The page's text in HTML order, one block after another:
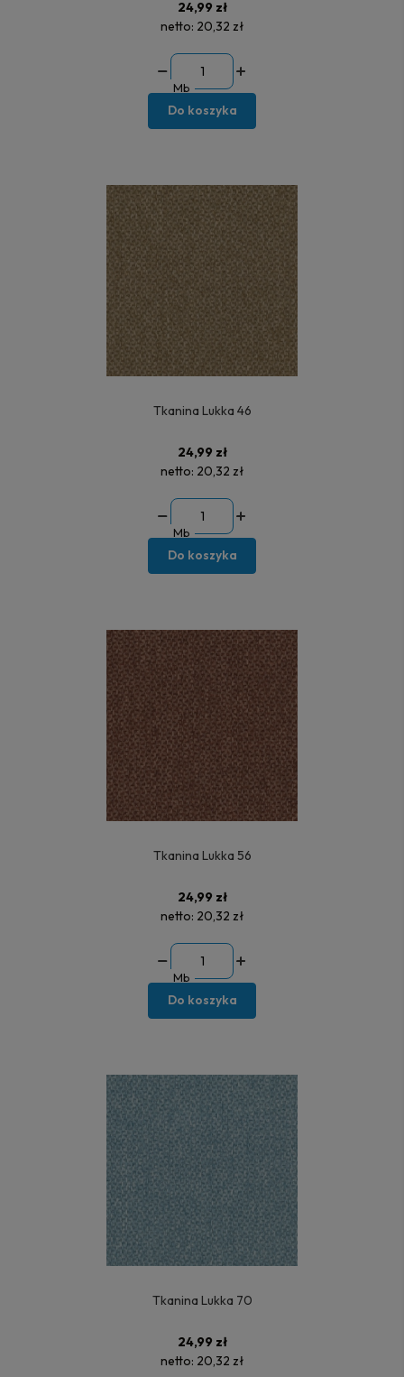
24,99 zł
netto: 20,32 zł
Mb
Do koszyka
Tkanina Lukka 46
24,99 zł
netto: 20,32 zł
Mb
Do koszyka
Tkanina Lukka 56
24,99 zł
netto: 20,32 zł
Mb
Do koszyka
Tkanina Lukka 70
24,99 zł
netto: 20,32 zł